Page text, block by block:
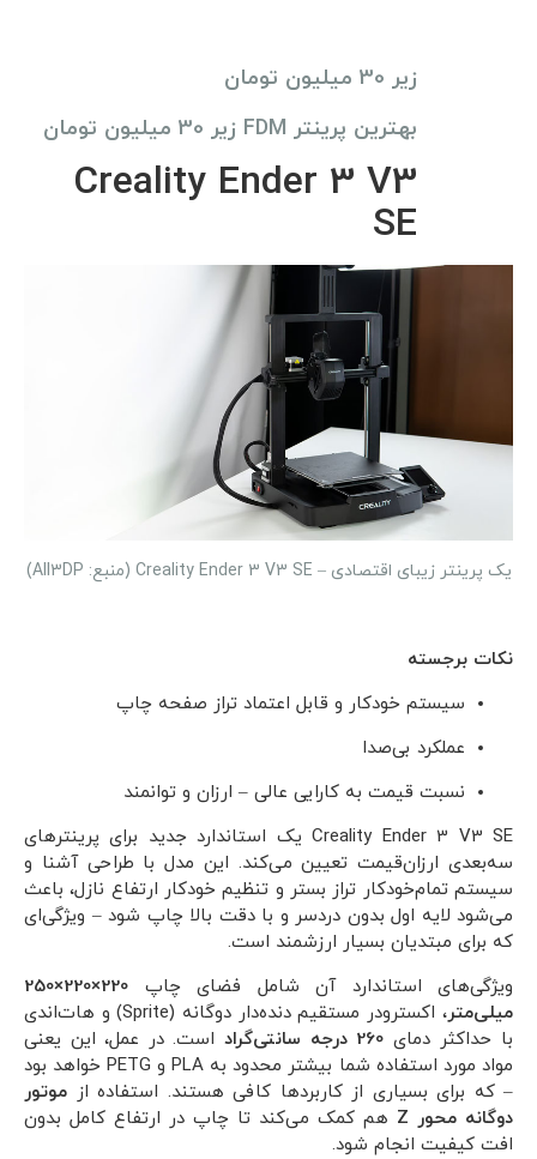
زیر 30 میلیون تومان
بهترین پرینتر FDM زیر 30 میلیون تومان
Creality Ender 3 V3
SE
یک پرینتر زیبای اقتصادی – Creality Ender 3 V3 SE (منبع: All3DP)
نکات برجسته
سیستم خودکار و قابل اعتماد تراز صفحه چاپ
عملکرد بی‌صدا
نسبت قیمت به کارایی عالی – ارزان و توانمند
Creality Ender 3 V3 SE یک استاندارد جدید برای پرینترهای
سه‌بعدی ارزان‌قیمت تعیین می‌کند. این مدل با طراحی آشنا و
سیستم تمام‌خودکار تراز بستر و تنظیم خودکار ارتفاع نازل، باعث
می‌شود لایه اول بدون دردسر و با دقت بالا چاپ شود – ویژگی‌ای
که برای مبتدیان بسیار ارزشمند است.
ویژگی‌های استاندارد آن شامل فضای چاپ
220×220×250
میلی‌متر
، اکسترودر مستقیم دنده‌دار دوگانه (Sprite) و هات‌اندی
با حداکثر دمای 260 درجه سانتی‌گراد
است. در عمل، این یعنی
مواد مورد استفاده شما بیشتر محدود به PLA و PETG خواهد بود
– که برای بسیاری از کاربردها کافی هستند. استفاده از موتور
دوگانه محور Z
هم کمک می‌کند تا چاپ در ارتفاع کامل بدون
افت کیفیت انجام شود.